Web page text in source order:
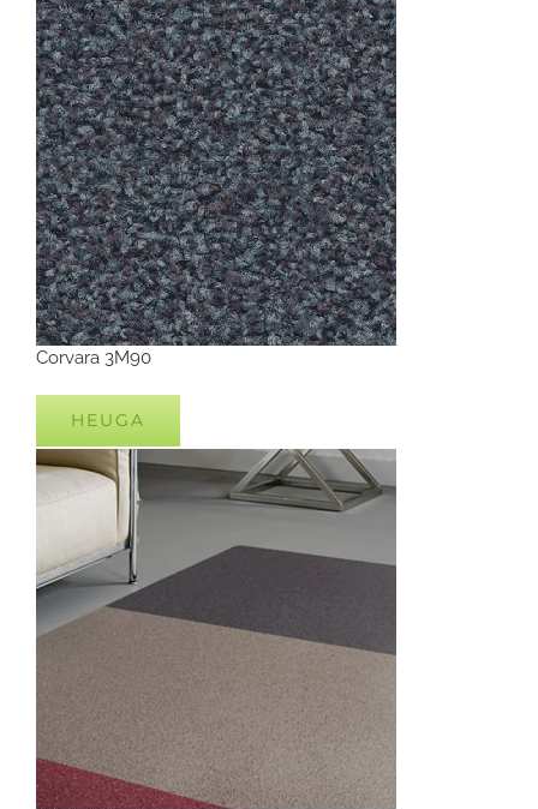
Corvara 3M90
HEUGA